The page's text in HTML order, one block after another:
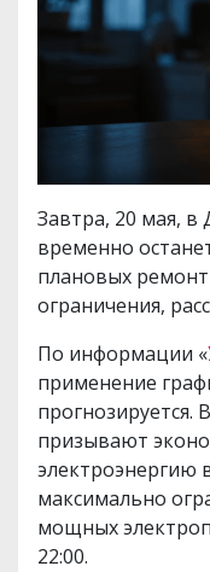
Завтра, 20 мая, в
временно
плановых
ограничения,
По информации «
применение
прогнозируется.
призывают
электроэнергию
максимально
мощных
22:00.